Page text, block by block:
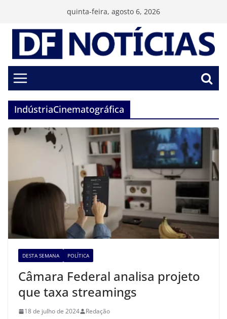
conteúdo
quinta-feira, agosto 6, 2026
IndústriaCinematográfica
DESTA SEMANA POLÍTICA
Câmara Federal analisa projeto
que taxa streamings
18 de julho de 2024 Redação